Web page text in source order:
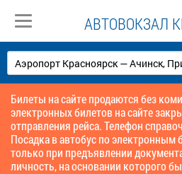
АВТОВОКЗАЛ
Билеты на сайте продаются без
электронных билетов на сайте
отправления рейса. Телефон
Посадка в автобус по электронным
только при предъявлении
личность, на основании которого